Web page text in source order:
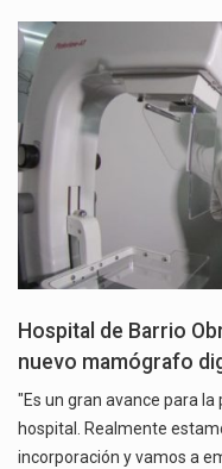
Hospital de Barrio
nuevo mamógrafo
"Es un gran avance para la
hospital. Realmente
incorporación y vamos a